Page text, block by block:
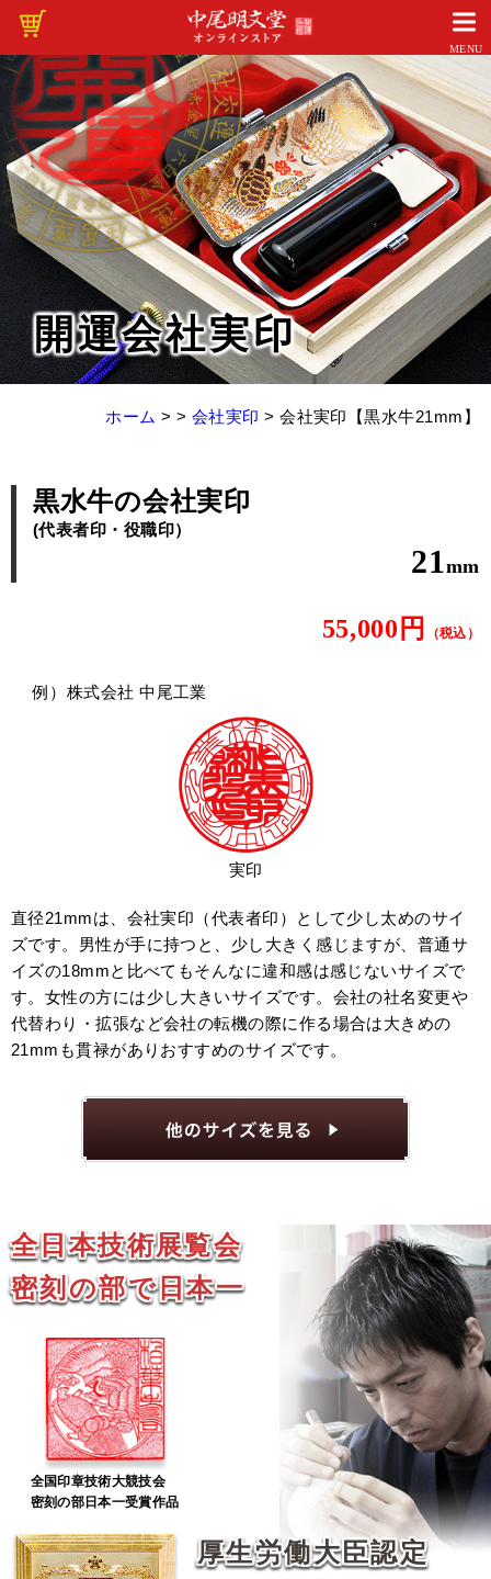
MENU
開運会社実印
ホーム > > 会社実印 >会社実印【黒水牛21mm】
黒水牛の会社実印
(代表者印・役職印）
21mm
55,000円 （税込）
例）株式会社 中尾工業
実印
直径21mmは、会社実印（代表者印）として少し太めのサイ
ズです。男性が手に持つと、少し大きく感じますが、普通サ
イズの18mmと比べてもそんなに違和感は感じないサイズで
す。女性の方には少し大きいサイズです。会社の社名変更や
代替わり・拡張など会社の転機の際に作る場合は大きめの
21mmも貫禄がありおすすめのサイズです。
全日本技術展覧会
密刻の部で日本一
全国印章技術大競技会
密刻の部日本一受賞作品
厚生労働大臣認定